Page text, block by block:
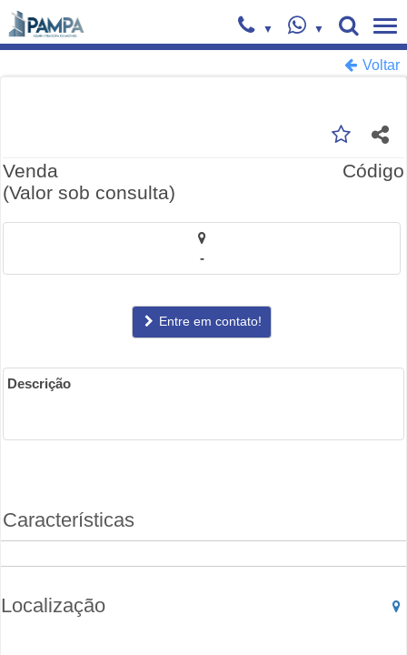
Voltar
Venda
(Valor sob consulta)
Código
-
Entre em contato!
Descrição
Características
Localização